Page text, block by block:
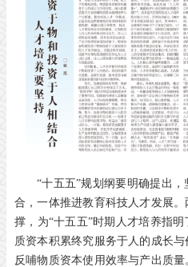
“十五五”规划纲要明确提出
合，一体推进教育科技人才发展
撑，为“十五五”时期人才培养指
质资本积累终究服务于人的成长
反哺物质资本使用效率与产出质